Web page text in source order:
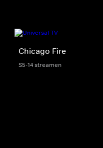
Chicago Fire
S5-14 streamen